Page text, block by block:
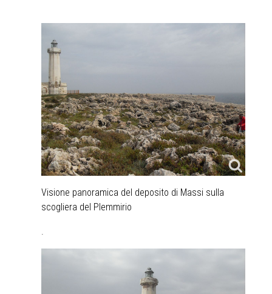
Visione panoramica del deposito di Massi sulla
scogliera del Plemmirio
.